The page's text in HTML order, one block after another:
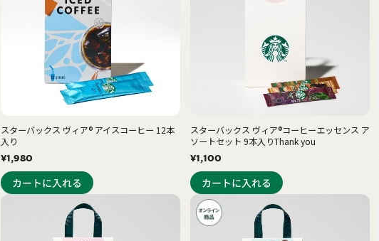
スターバックス ヴィア® アイスコーヒー 12本
入り
¥1,980
スターバックス ヴィア®コーヒーエッセンス ア
ソートセット 9本入りThank you
¥1,100